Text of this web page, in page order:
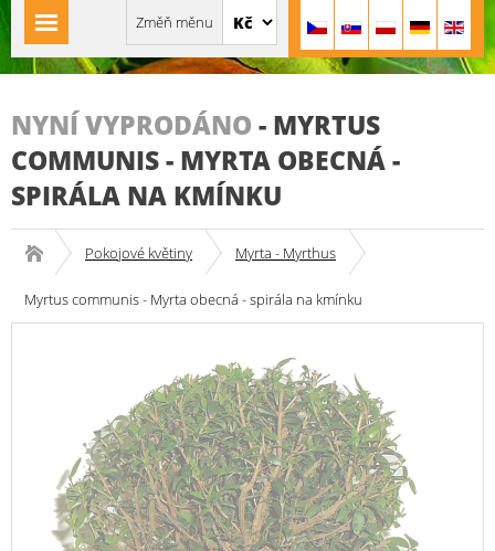
NYNÍ VYPRODÁNO - MYRTUS
COMMUNIS - MYRTA OBECNÁ -
SPIRÁLA NA KMÍNKU
Pokojové květiny Myrta - Myrthus
Myrtus communis - Myrta obecná - spirála na kmínku